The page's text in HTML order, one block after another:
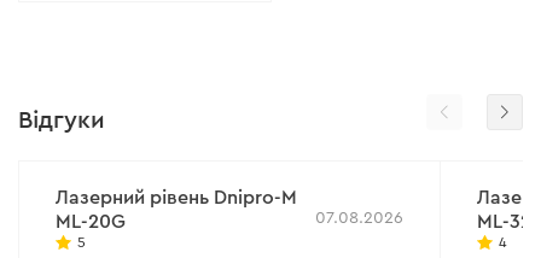
Відгуки
Лазерний рівень Dnipro-M
ML-20G
5
07.08.2026
ML-
4